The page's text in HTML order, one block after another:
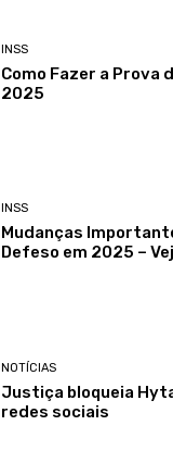
INSS
Como Fazer a Prova
2025
INSS
Mudanças
Defeso em 2025 –
NOTÍCIAS
Justiça bloqueia
redes sociais